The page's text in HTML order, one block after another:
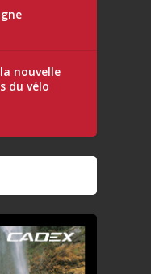
nouvelle
du vélo